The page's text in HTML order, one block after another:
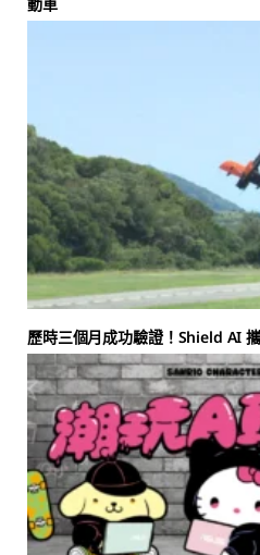
歷時三個月成功驗證！Shield AI